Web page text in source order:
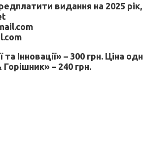
видання на 2025
Інновації» – 300 грн. Ціна
– 240 грн.